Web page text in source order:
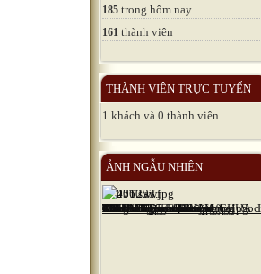
185 trong hôm nay
161 thành viên
THÀNH VIÊN TRỰC TUYẾN
1 khách và 0 thành viên
ẢNH NGẪU NHIÊN